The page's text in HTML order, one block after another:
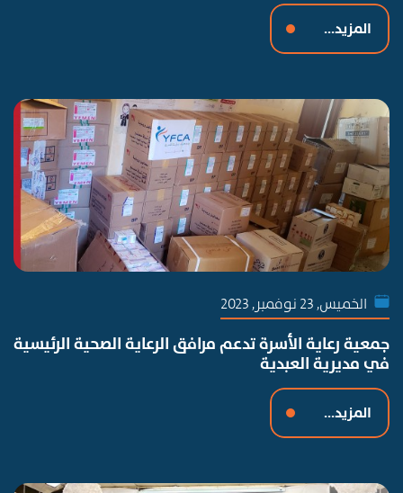
المزيد...
الخميس, 23 نوفمبر, 2023
جمعية رعاية الأسرة تدعم مرافق الرعاية الصحية الرئيسية
في مديرية العبدية
المزيد...